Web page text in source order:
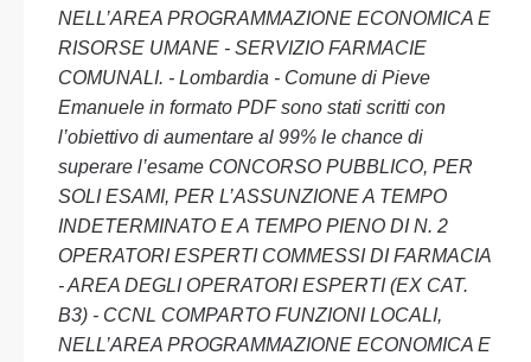
NELL’AREA PROGRAMMAZIONE ECONOMICA E
RISORSE UMANE - SERVIZIO FARMACIE
COMUNALI. - Lombardia - Comune di Pieve
Emanuele in formato PDF sono stati scritti con
l’obiettivo di aumentare al 99% le chance di
superare l’esame CONCORSO PUBBLICO, PER
SOLI ESAMI, PER L’ASSUNZIONE A TEMPO
INDETERMINATO E A TEMPO PIENO DI N. 2
OPERATORI ESPERTI COMMESSI DI FARMACIA
- AREA DEGLI OPERATORI ESPERTI (EX CAT.
B3) - CCNL COMPARTO FUNZIONI LOCALI,
NELL’AREA PROGRAMMAZIONE ECONOMICA E